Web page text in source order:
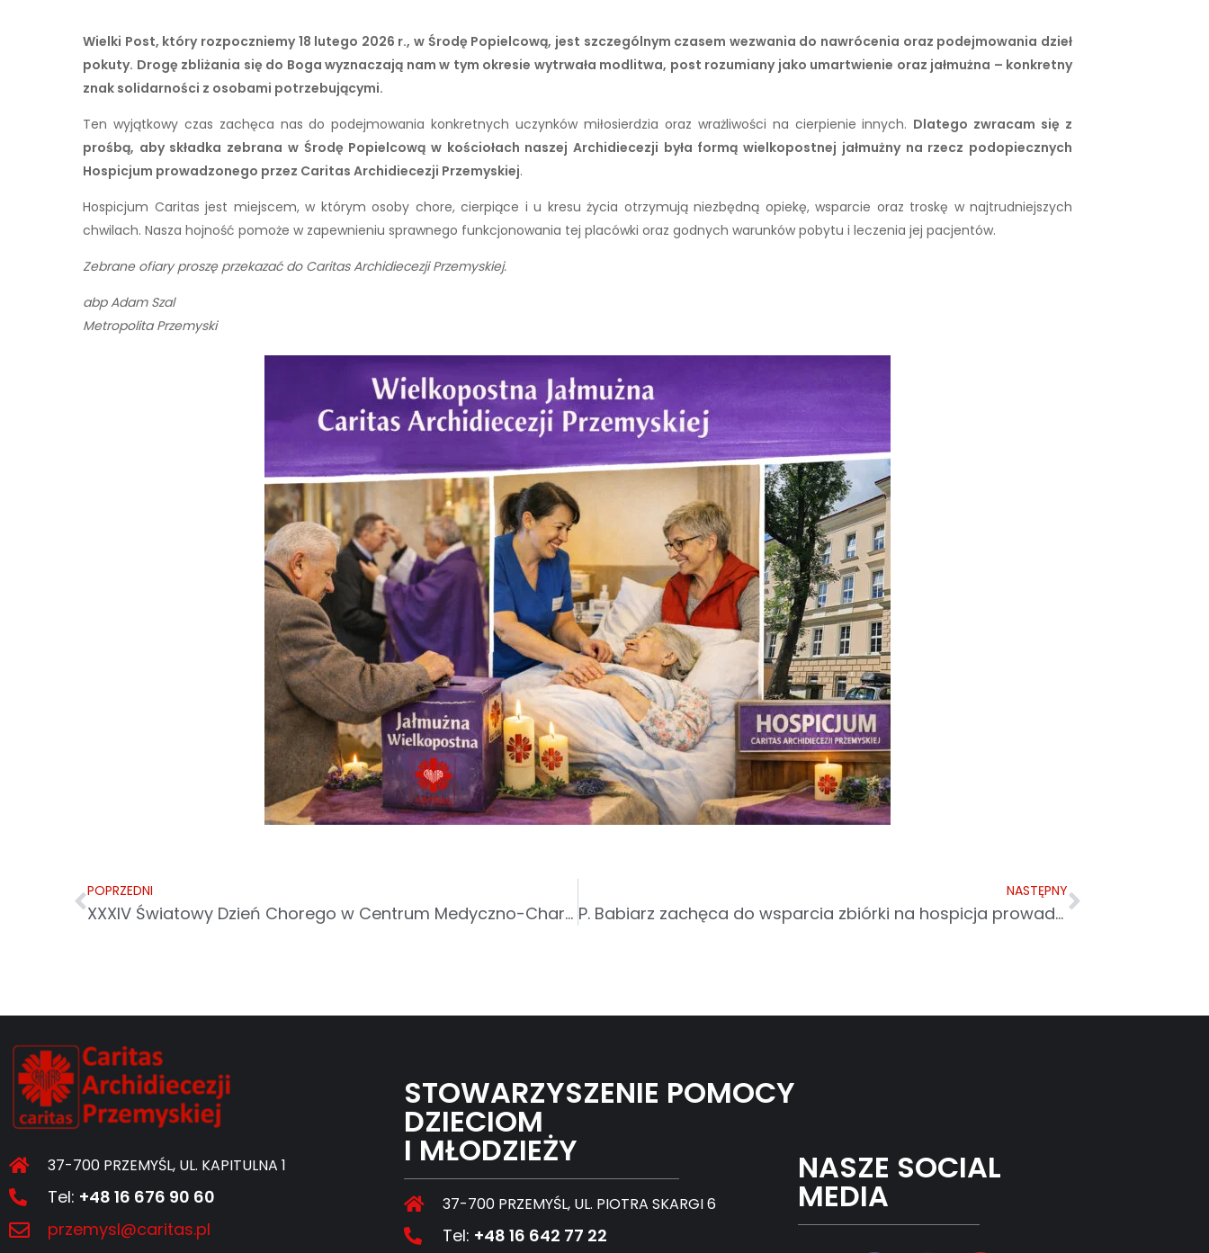
Wielki Post, który rozpoczniemy 18 lutego 2026 r., w Środę Popielcową, jest szczególnym czasem wezwania do nawrócenia oraz podejmowania dzieł
pokuty. Drogę zbliżania się do Boga wyznaczają nam w tym okresie wytrwała modlitwa, post rozumiany jako umartwienie oraz jałmużna – konkretny
znak solidarności z osobami potrzebującymi.
Ten wyjątkowy czas zachęca nas do podejmowania konkretnych uczynków miłosierdzia oraz wrażliwości na cierpienie innych. Dlatego zwracam się z
prośbą, aby składka zebrana w Środę Popielcową w kościołach naszej Archidiecezji była formą wielkopostnej jałmużny na rzecz podopiecznych
Hospicjum prowadzonego przez Caritas Archidiecezji Przemyskiej.
Hospicjum Caritas jest miejscem, w którym osoby chore, cierpiące i u kresu życia otrzymują niezbędną opiekę, wsparcie oraz troskę w najtrudniejszych
chwilach. Nasza hojność pomoże w zapewnieniu sprawnego funkcjonowania tej placówki oraz godnych warunków pobytu i leczenia jej pacjentów.
Zebrane ofiary proszę przekazać do Caritas Archidiecezji Przemyskiej.
abp Adam Szal
Metropolita Przemyski
POPRZEDNI
XXXIV Światowy Dzień Chorego w Centrum Medyczno-Charytatywne Caritas w Krośnie
NASTĘPNY
P. Babiarz zachęca do wsparcia zbiórki na hospicja prowadzone przez Caritas
37-700 PRZEMYŚL, UL. KAPITULNA 1
Tel: +48 16 676 90 60
przemysl@caritas.pl
STOWARZYSZENIE POMOCY
DZIECIOM
I MŁODZIEŻY
37-700 PRZEMYŚL, UL. PIOTRA SKARGI 6
Tel: +48 16 642 77 22
NASZE SOCIAL
MEDIA